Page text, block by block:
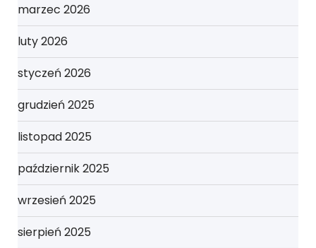
marzec 2026
luty 2026
styczeń 2026
grudzień 2025
listopad 2025
październik 2025
wrzesień 2025
sierpień 2025